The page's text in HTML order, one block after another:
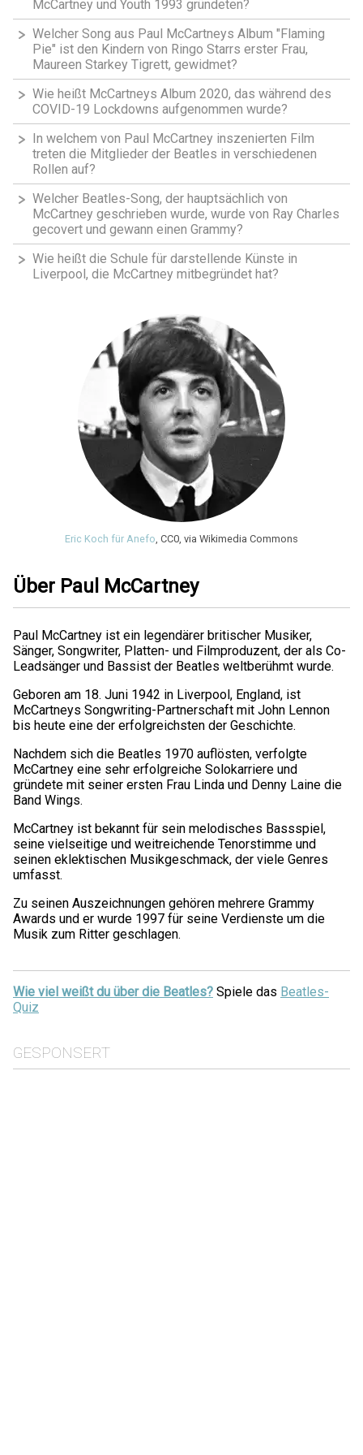
McCartney und Youth 1993 gründeten?
Welcher Song aus Paul McCartneys Album "Flaming
Pie" ist den Kindern von Ringo Starrs erster Frau,
Maureen Starkey Tigrett, gewidmet?
Wie heißt McCartneys Album 2020, das während des
COVID-19 Lockdowns aufgenommen wurde?
In welchem von Paul McCartney inszenierten Film
treten die Mitglieder der Beatles in verschiedenen
Rollen auf?
Welcher Beatles-Song, der hauptsächlich von
McCartney geschrieben wurde, wurde von Ray Charles
gecovert und gewann einen Grammy?
Wie heißt die Schule für darstellende Künste in
Liverpool, die McCartney mitbegründet hat?
Eric Koch für Anefo , CC0, via Wikimedia Commons
Über Paul McCartney
Paul McCartney ist ein legendärer britischer Musiker,
Sänger, Songwriter, Platten- und Filmproduzent, der als Co-
Leadsänger und Bassist der Beatles weltberühmt wurde.
Geboren am 18. Juni 1942 in Liverpool, England, ist
McCartneys Songwriting-Partnerschaft mit John Lennon
bis heute eine der erfolgreichsten der Geschichte.
Nachdem sich die Beatles 1970 auflösten, verfolgte
McCartney eine sehr erfolgreiche Solokarriere und
gründete mit seiner ersten Frau Linda und Denny Laine die
Band Wings.
McCartney ist bekannt für sein melodisches Bassspiel,
seine vielseitige und weitreichende Tenorstimme und
seinen eklektischen Musikgeschmack, der viele Genres
umfasst.
Zu seinen Auszeichnungen gehören mehrere Grammy
Awards und er wurde 1997 für seine Verdienste um die
Musik zum Ritter geschlagen.
Wie viel weißt du über die Beatles? Spiele das Beatles-
Quiz
GESPONSERT